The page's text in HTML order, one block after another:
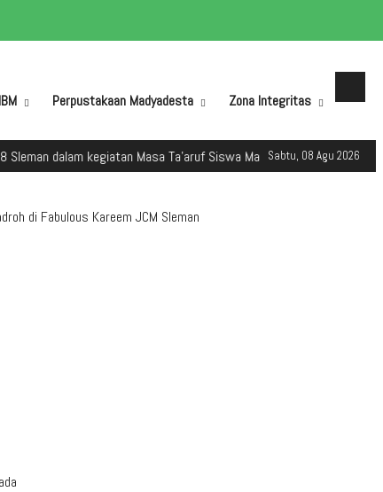
Perpustakaan Madyadesta Zona Integritas
Sabtu, 08 Agu 2026
kegiatan Masa Ta'aruf Siswa Madrasah (MATSAMA) Tahun Ajaran
di Fabulous Kareem JCM Sleman